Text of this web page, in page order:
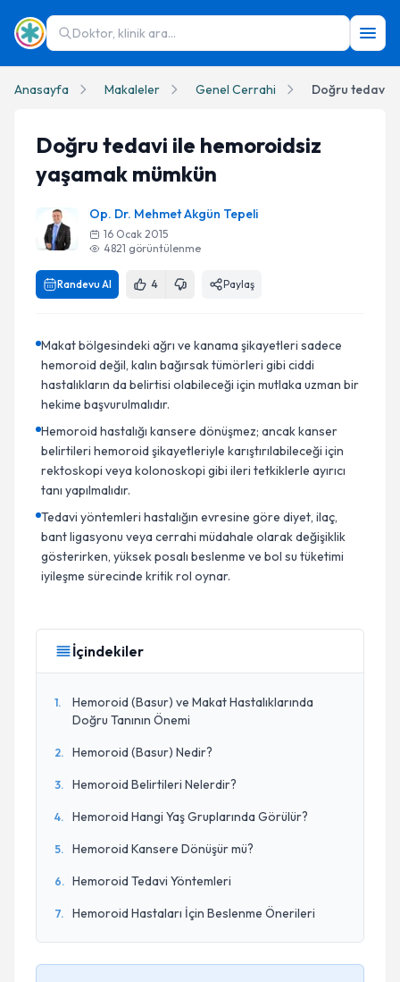
Doktor, klinik ara...
Anasayfa Makaleler Genel Cerrahi Doğru tedavi
Doğru tedavi ile hemoroidsiz
yaşamak mümkün
Op. Dr. Mehmet Akgün Tepeli
16 Ocak 2015
4821 görüntülenme
Randevu Al 4 Paylaş
Makat bölgesindeki ağrı ve kanama şikayetleri sadece
hemoroid değil, kalın bağırsak tümörleri gibi ciddi
hastalıkların da belirtisi olabileceği için mutlaka uzman bir
hekime başvurulmalıdır.
Hemoroid hastalığı kansere dönüşmez; ancak kanser
belirtileri hemoroid şikayetleriyle karıştırılabileceği için
rektoskopi veya kolonoskopi gibi ileri tetkiklerle ayırıcı
tanı yapılmalıdır.
Tedavi yöntemleri hastalığın evresine göre diyet, ilaç,
bant ligasyonu veya cerrahi müdahale olarak değişiklik
gösterirken, yüksek posalı beslenme ve bol su tüketimi
iyileşme sürecinde kritik rol oynar.
İçindekiler
1.
Hemoroid (Basur) ve Makat Hastalıklarında
Doğru Tanının Önemi
2. Hemoroid (Basur) Nedir?
3. Hemoroid Belirtileri Nelerdir?
4. Hemoroid Hangi Yaş Gruplarında Görülür?
5. Hemoroid Kansere Dönüşür mü?
6. Hemoroid Tedavi Yöntemleri
7. Hemoroid Hastaları İçin Beslenme Önerileri